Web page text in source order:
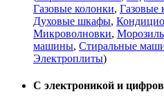
Газовые колонки, Газовые
Духовые шкафы,
Микроволновки,
машины, Стиральные
Электроплиты)
С электроникой и